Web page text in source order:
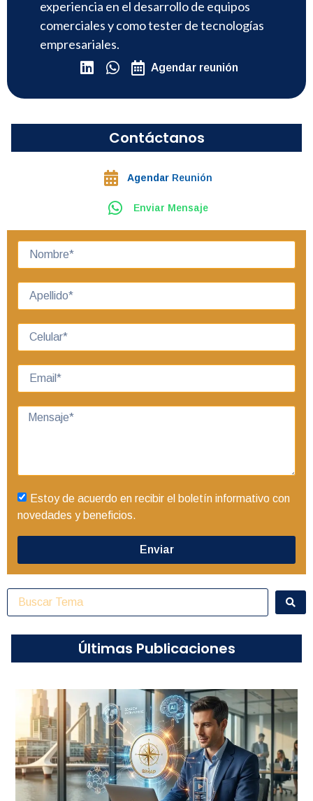
experiencia en el desarrollo de equipos
comerciales y como tester de tecnologías
empresariales.
Agendar reunión
Contáctanos
Agendar Reunión
Enviar Mensaje
Estoy de acuerdo en recibir el boletín informativo con
novedades y beneficios.
Enviar
Últimas Publicaciones